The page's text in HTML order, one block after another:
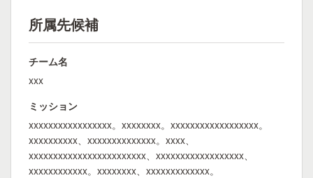
所属先候補
チーム名
xxx
ミッション
xxxxxxxxxxxxxxxxx。xxxxxxxx。xxxxxxxxxxxxxxxxxx。
xxxxxxxxxx、xxxxxxxxxxxxxx。xxxx、
xxxxxxxxxxxxxxxxxxxxxxxx、xxxxxxxxxxxxxxxxxx、
xxxxxxxxxxxx。xxxxxxxx、xxxxxxxxxxxxx。